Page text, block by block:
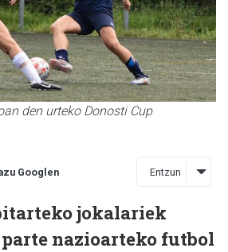
den urteko Donosti Cup
Googlen Entzun
jokalariek
nazioarteko futbol